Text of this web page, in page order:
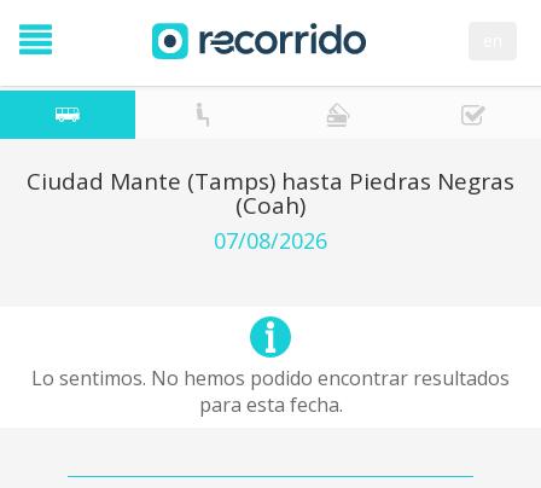
Ciudad Mante (Tamps) hasta Piedras Negras
(Coah)
07/08/2026
Lo sentimos. No hemos podido encontrar resultados
para esta fecha.